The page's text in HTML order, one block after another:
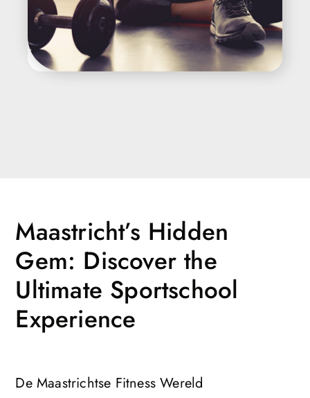
Maastricht’s Hidden
Gem: Discover the
Ultimate Sportschool
Experience
De Maastrichtse Fitness Wereld